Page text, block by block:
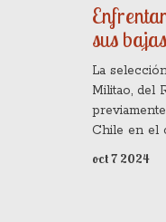
sus
Chile
La
Militao, del
Chile en el
Este
oct 7 2024